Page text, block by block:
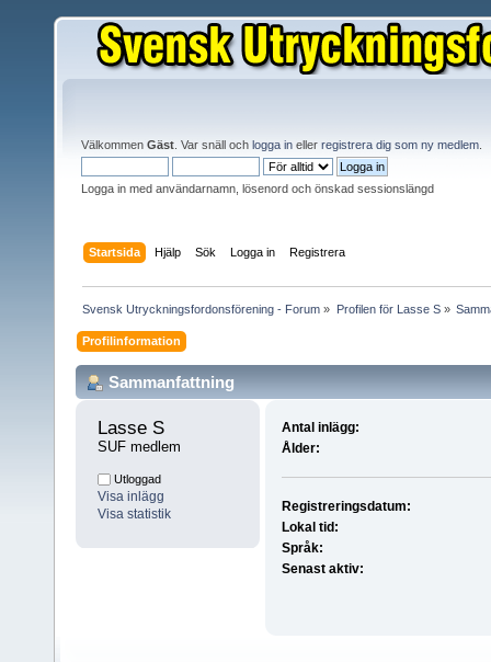
Välkommen Gäst . Var snäll och logga in eller registrera dig som ny medlem
Logga in med användarnamn, lösenord och önskad sessionslängd
Startsida Hjälp Sök Logga in Registrera
Svensk Utryckningsfordonsförening - Forum » Profilen för Lasse S»
Profilinformation
Sammanfattning
Lasse S
SUF medlem
Utloggad
Visa inlägg
Visa statistik
Antal inlägg:
Ålder:
Registreringsdatum:
Lokal tid:
Språk:
Senast aktiv: